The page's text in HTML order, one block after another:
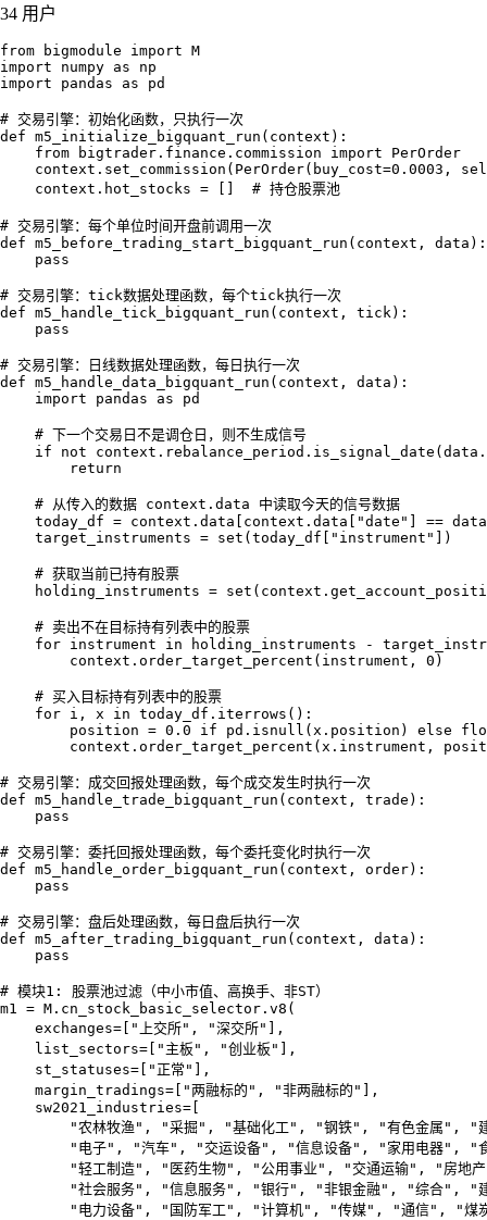
34 用户
from bigmodule import M
import numpy as np
import pandas as pd
# 交易引擎：初始化函数，只执行一次
def m5_initialize_bigquant_run(context):
    from bigtrader.finance.commission import PerOrder
context.set_commission(PerOrder(buy_cost=0.0003,
    context.hot_stocks = []  # 持仓股票池
# 交易引擎：每个单位时间开盘前调用一次
def m5_before_trading_start_bigquant_run(context, data):
    pass
# 交易引擎：tick数据处理函数，每个tick执行一次
def m5_handle_tick_bigquant_run(context, tick):
    pass
# 交易引擎：日线数据处理函数，每日执行一次
def m5_handle_data_bigquant_run(context, data):
    import pandas as pd
    # 下一个交易日不是调仓日，则不生成信号
if not
        return
    # 从传入的数据 context.data 中读取今天的信号数据
today_df = context.data[context.data["date"] ==
    target_instruments = set(today_df["instrument"])
    # 获取当前已持有股票
holding_instruments =
    # 卖出不在目标持有列表中的股票
for instrument in holding_instruments -
        context.order_target_percent(instrument, 0)
    # 买入目标持有列表中的股票
    for i, x in today_df.iterrows():
position = 0.0 if pd.isnull(x.position) else
context.order_target_percent(x.instrument,
# 交易引擎：成交回报处理函数，每个成交发生时执行一次
def m5_handle_trade_bigquant_run(context, trade):
    pass
# 交易引擎：委托回报处理函数，每个委托变化时执行一次
def m5_handle_order_bigquant_run(context, order):
    pass
# 交易引擎：盘后处理函数，每日盘后执行一次
def m5_after_trading_bigquant_run(context, data):
    pass
# 模块1: 股票池过滤（中小市值、高换手、非ST）
m1 = M.cn_stock_basic_selector.v8(
    exchanges=["上交所", "深交所"],
    list_sectors=["主板", "创业板"],
    st_statuses=["正常"],
    margin_tradings=["两融标的", "非两融标的"],
    sw2021_industries=[
"农林牧渔", "采掘", "基础化工", "钢铁", "有色金属", "
"电子", "汽车", "交运设备", "信息设备", "家用电器", "
"轻工制造", "医药生物", "公用事业", "交通运输", "房地
"社会服务", "信息服务", "银行", "非银金融", "综合", "
"电力设备", "国防军工", "计算机", "传媒", "通信", "煤